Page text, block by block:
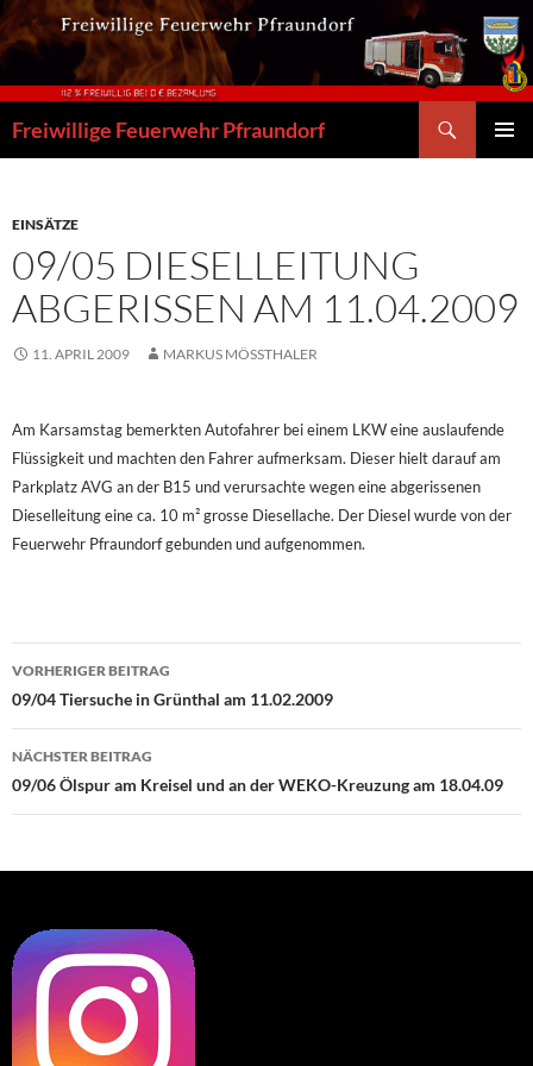
Zum
Inhalt
springen
Freiwillige Feuerwehr Pfraundorf
EINSÄTZE
09/05 DIESELLEITUNG
ABGERISSEN AM 11.04.2009
11. APRIL 2009 MARKUS MÖSSTHALER
Am Karsamstag bemerkten Autofahrer bei einem LKW eine auslaufende
Flüssigkeit und machten den Fahrer aufmerksam. Dieser hielt darauf am
Parkplatz AVG an der B15 und verursachte wegen eine abgerissenen
Dieselleitung eine ca. 10 m² grosse Diesellache. Der Diesel wurde von der
Feuerwehr Pfraundorf gebunden und aufgenommen.
Beitragsnavigation
VORHERIGER BEITRAG
09/04 Tiersuche in Grünthal am 11.02.2009
NÄCHSTER BEITRAG
09/06 Ölspur am Kreisel und an der WEKO-Kreuzung am 18.04.09